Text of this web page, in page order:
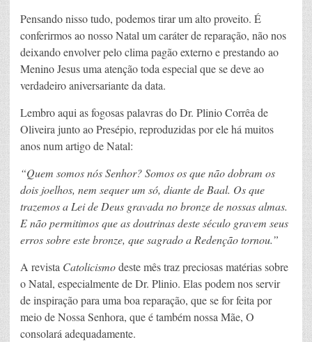
Pensando nisso tudo, podemos tirar um alto proveito. É
conferirmos ao nosso Natal um caráter de reparação, não nos
deixando envolver pelo clima pagão externo e prestando ao
Menino Jesus uma atenção toda especial que se deve ao
verdadeiro aniversariante da data.
Lembro aqui as fogosas palavras do Dr. Plinio Corrêa de
Oliveira junto ao Presépio, reproduzidas por ele há muitos
anos num artigo de Natal:
“Quem somos nós Senhor? Somos os que não dobram os
dois joelhos, nem sequer um só, diante de Baal. Os que
trazemos a Lei de Deus gravada no bronze de nossas almas.
E não permitimos que as doutrinas deste século gravem seus
erros sobre este bronze, que sagrado a Redenção tornou.”
A revista Catolicismodeste mês traz preciosas matérias sobre
o Natal, especialmente de Dr. Plinio. Elas podem nos servir
de inspiração para uma boa reparação, que se for feita por
meio de Nossa Senhora, que é também nossa Mãe, O
consolará adequadamente.